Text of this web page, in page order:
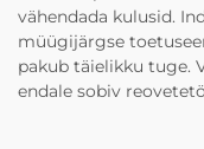
vähendada kulusid.
müügijärgse
pakub täielikku tuge.
endale sobiv